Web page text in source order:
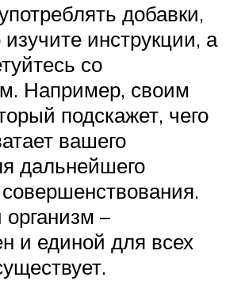
добавки,
инструкции, а
со
Например, своим
подскажет, чего
вашего
дальнейшего
–
и единой для всех